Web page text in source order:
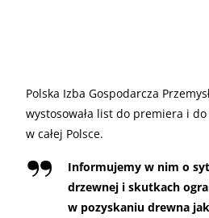
Polska Izba Gospodarcza
wystosowała list do premiera i
w całej Polsce.
Informujemy w nim o
drzewnej i skutkach
w pozyskaniu drewna